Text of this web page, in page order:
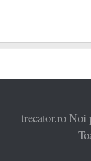
trecator.ro Noi